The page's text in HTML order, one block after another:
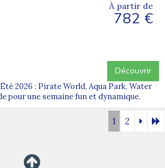
À partir de
782 €
Découvrir
2026 : Pirate World, Aqua Park, Water
pour une semaine fun et dynamique.
1 2